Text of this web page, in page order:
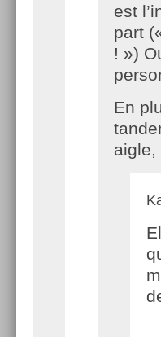
est
part
! »)
En
aigle,